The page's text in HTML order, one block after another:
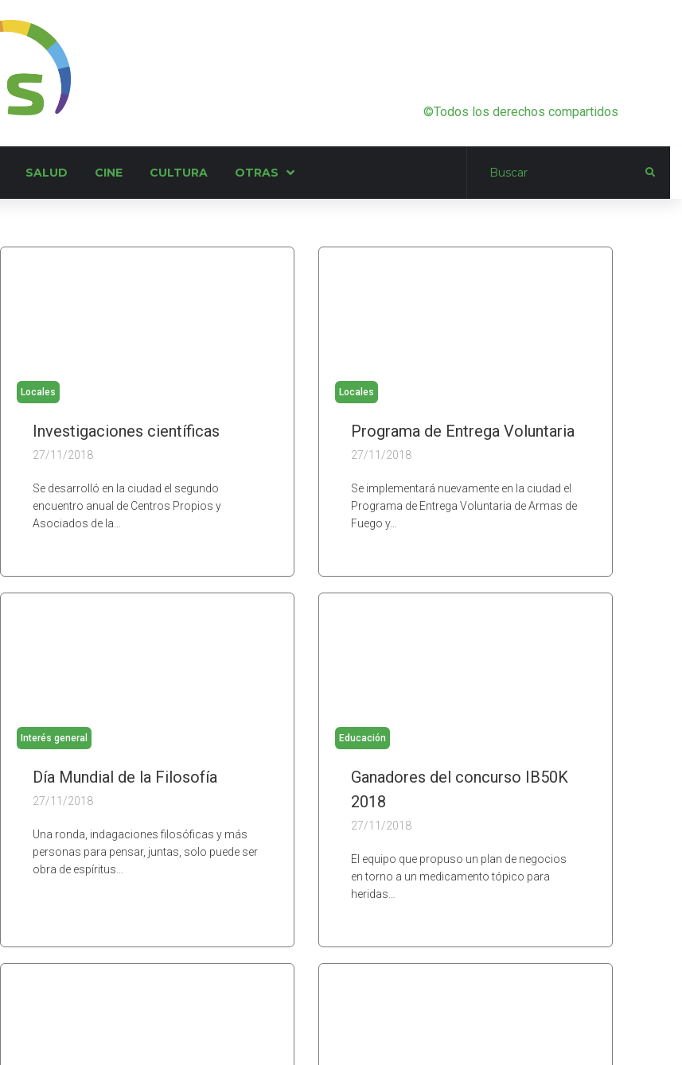
©Todos los derechos compartidos
SALUD CINE CULTURA OTRAS
Locales
Investigaciones científicas
27/11/2018
Se desarrolló en la ciudad el segundo
encuentro anual de Centros Propios y
Asociados de la…
Locales
Programa de Entrega Voluntaria
27/11/2018
Se implementará nuevamente en la ciudad el
Programa de Entrega Voluntaria de Armas de
Fuego y…
Interés general
Día Mundial de la Filosofía
27/11/2018
Una ronda, indagaciones filosóficas y más
personas para pensar, juntas, solo puede ser
obra de espíritus…
Educación
Ganadores del concurso IB50K
2018
27/11/2018
El equipo que propuso un plan de negocios
en torno a un medicamento tópico para
heridas…